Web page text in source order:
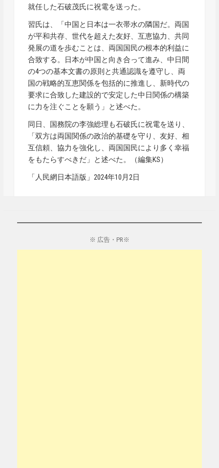
就任した石破茂氏に祝電を送った。
習氏は、「中国と日本は一衣帯水の隣国だ。両国
が平和共存、世代を超えた友好、互恵協力、共同
発展の道を歩むことは、両国国民の根本的利益に
合致する。日本が中国と向き合って進み、中日間
の4つの基本文書の原則と共通認識を遵守し、両
国の戦略的互恵関係を包括的に推進し、新時代の
要求に合致した建設的で安定した中日関係の構築
に力を注ぐことを願う」と述べた。
同日、国務院の李強総理も石破氏に祝電を送り、
「双方は両国関係の政治的基礎を守り、友好、相
互信頼、協力を強化し、両国国民により多く幸福
をもたらすべきだ」と述べた。（編集KS）
「人民網日本語版」2024年10月2日
※ 広告・PR※